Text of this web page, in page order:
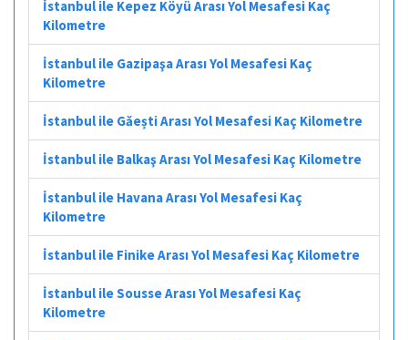
İstanbul ile Kepez Köyü Arası Yol Mesafesi Kaç
Kilometre
İstanbul ile Gazipaşa Arası Yol Mesafesi Kaç
Kilometre
İstanbul ile Găești Arası Yol Mesafesi Kaç Kilometre
İstanbul ile Balkaş Arası Yol Mesafesi Kaç Kilometre
İstanbul ile Havana Arası Yol Mesafesi Kaç
Kilometre
İstanbul ile Finike Arası Yol Mesafesi Kaç Kilometre
İstanbul ile Sousse Arası Yol Mesafesi Kaç
Kilometre